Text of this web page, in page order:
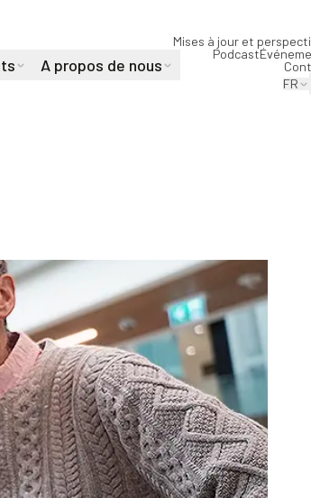
A propos de nous
Mises à jour et
Podcast
FR